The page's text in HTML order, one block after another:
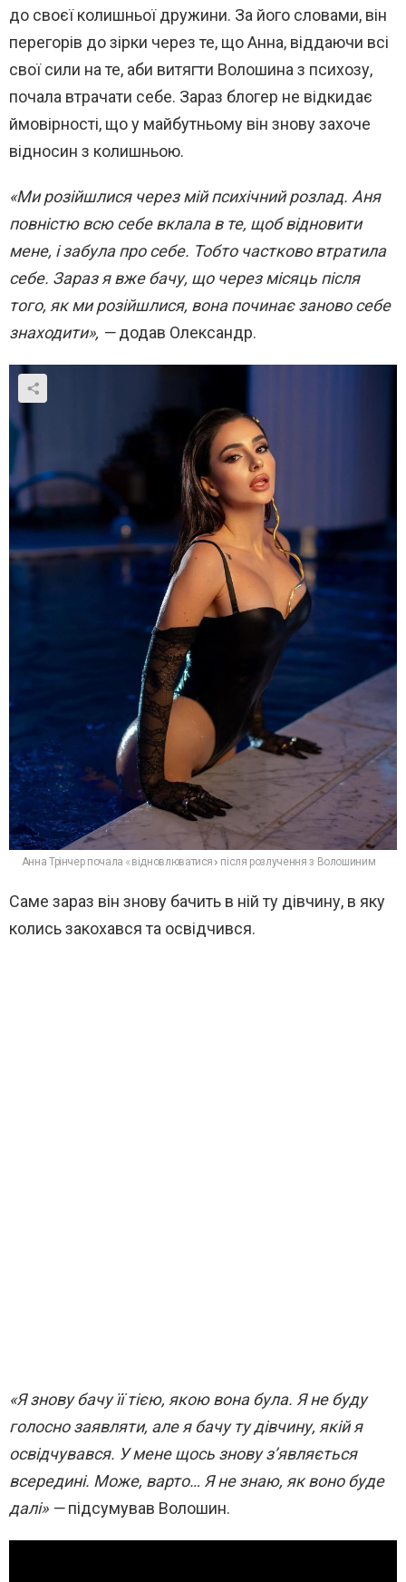
до своєї колишньої дружини. За його словами, він
перегорів до зірки через те, що Анна, віддаючи всі
свої сили на те, аби витягти Волошина з психозу,
почала втрачати себе. Зараз блогер не відкидає
ймовірності, що у майбутньому він знову захоче
відносин з колишньою.
«Ми розійшлися через мій психічний розлад. Аня
повністю всю себе вклала в те, щоб відновити
мене, і забула про себе. Тобто частково втратила
себе. Зараз я вже бачу, що через місяць після
того, як ми розійшлися, вона починає заново себе
знаходити», —додав Олександр.
Анна Трінчер почала «відновлюватися» після розлучення з Волошиним
Саме зараз він знову бачить в ній ту дівчину, в яку
колись закохався та освідчився.
«Я знову бачу її тією, якою вона була. Я не буду
голосно заявляти, але я бачу ту дівчину, якій я
освідчувався. У мене щось знову з’являється
всередині. Може, варто… Я не знаю, як воно буде
далі» —підсумував Волошин.